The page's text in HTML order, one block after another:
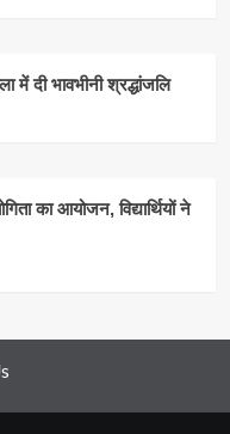
में दी भावभीनी श्रद्धांजलि
का आयोजन, विद्यार्थियों ने